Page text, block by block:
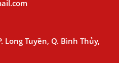
Long Tuyền, Q. Bình Thủy,